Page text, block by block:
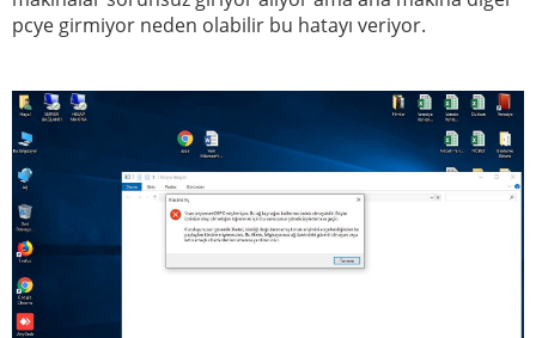
pcye girmiyor neden olabilir bu hatayı veriyor.